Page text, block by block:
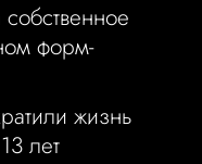
форм-
жизнь
лет